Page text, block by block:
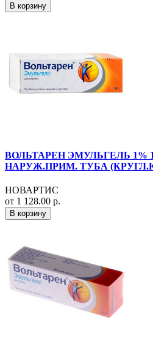
В корзину
ВОЛЬТАРЕН ЭМУЛЬГЕЛЬ 1%
НАРУЖ.ПРИМ. ТУБА
НОВАРТИС
от 1 128.00 р.
В корзину